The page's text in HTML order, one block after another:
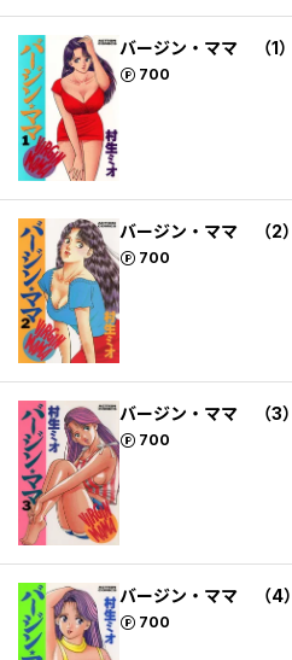
バージン・ママ （1）
700
ポイント
バージン・ママ （2）
700
ポイント
バージン・ママ （3）
700
ポイント
バージン・ママ （4）
700
ポイント